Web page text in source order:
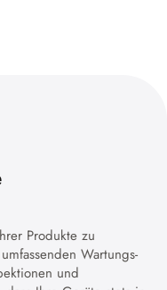
Produkte zu
Wartungs-
und